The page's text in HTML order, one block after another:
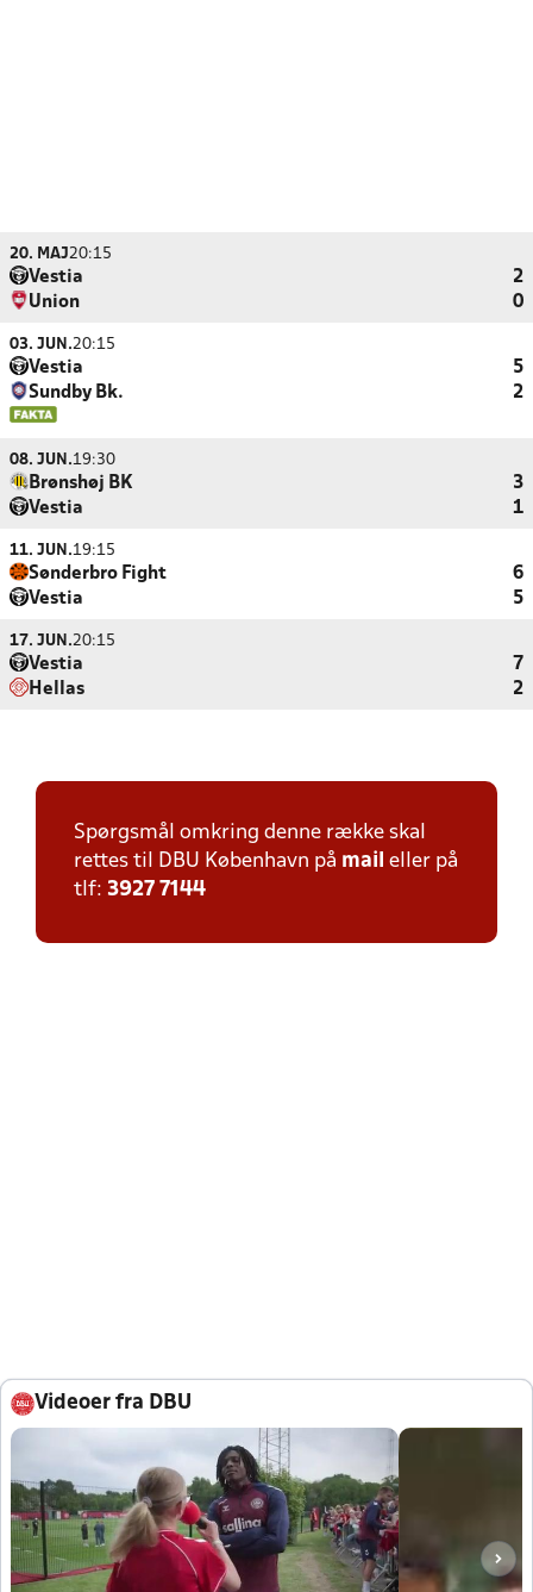
20. MAJ20:15
Vestia
2
Union
0
03. JUN.20:15
Vestia
5
Sundby Bk.
2
08. JUN.19:30
Brønshøj BK
3
Vestia
1
11. JUN.19:15
Sønderbro Fight
6
Vestia
5
17. JUN.20:15
Vestia
7
Hellas
2
Spørgsmål omkring denne række skal
rettes til DBU København på mail eller på
tlf: 3927 7144
Videoer fra DBU